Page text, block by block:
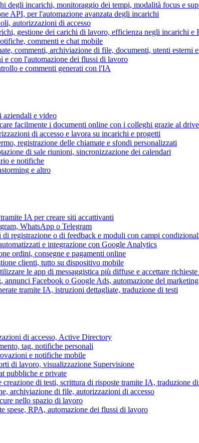
degli incarichi, monitoraggio dei tempi, modalità focus e
API, per l'automazione avanzata degli incarichi
autorizzazioni di accesso
gestione dei carichi di lavoro, efficienza negli incarichi e
commenti e chat mobile
commenti, archiviazione di file, documenti, utenti esterni
e con l'automazione dei flussi di lavoro
e commenti generati con l'IA
aziendali e video
facilmente i documenti online con i colleghi grazie al
di accesso e lavora su incarichi e progetti
registrazione delle chiamate e sfondi personalizzati
di sale riunioni, sincronizzazione dei calendari
e notifiche
e altro
IA per creare siti accattivanti
WhatsApp o Telegram
registrazione o di feedback e moduli con campi
e integrazione con Google Analytics
ordini, consegne e pagamenti online
clienti, tutto su dispositivo mobile
le app di messaggistica più diffuse e accettare
annunci Facebook o Google Ads, automazione del
tramite IA, istruzioni dettagliate, traduzione di testi
di accesso, Active Directory
tag, notifiche personali
e notifiche mobile
di lavoro, visualizzazione Supervisione
pubbliche e private
di testi, scrittura di risposte tramite IA, traduzione
archiviazione di file, autorizzazioni di accesso
nello spazio di lavoro
spese, RPA, automazione dei flussi di lavoro